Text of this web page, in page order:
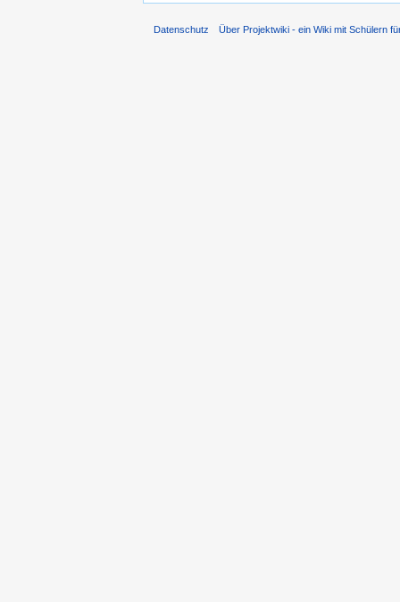
Datenschutz Über Projektwiki - ein Wiki mit Schülern